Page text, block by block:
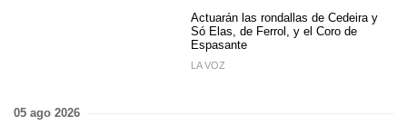
Actuarán las rondallas de Cedeira y
Só Elas, de Ferrol, y el Coro de
Espasante
LA VOZ
05 ago 2026